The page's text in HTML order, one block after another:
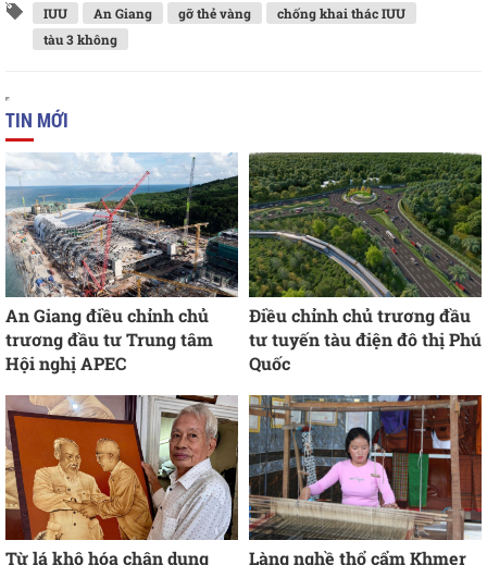
IUU An Giang gỡ thẻ vàng
chống khai thác IUU
tàu 3 không
TIN MỚI
An Giang điều chỉnh chủ
trương đầu tư Trung tâm
Hội nghị APEC
Điều chỉnh chủ trương đầu
tư tuyến tàu điện đô thị Phú
Quốc
Từ lá khô hóa chân dung
Làng nghề thổ cẩm Khmer